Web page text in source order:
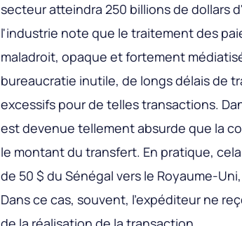
secteur atteindra 250 billions de dollars
l'industrie note que le traitement des
maladroit, opaque et fortement
bureaucratie inutile, de longs délais de
excessifs pour de telles transactions.
est devenue tellement absurde que la
le montant du transfert. En pratique,
de 50 $ du Sénégal vers le Royaume-
Dans ce cas, souvent, l'expéditeur ne